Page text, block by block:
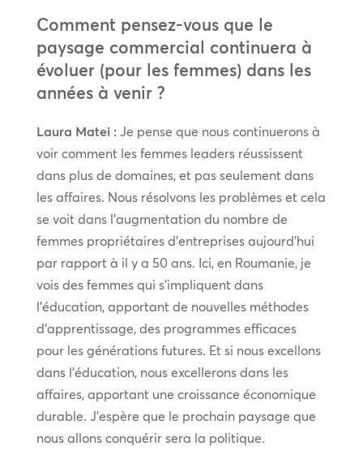
Comment pensez-vous que le
paysage commercial continuera à
évoluer (pour les femmes) dans les
années à venir ?
Laura Matei :Je pense que nous continuerons à
voir comment les femmes leaders réussissent
dans plus de domaines, et pas seulement dans
les affaires. Nous résolvons les problèmes et cela
se voit dans l’augmentation du nombre de
femmes propriétaires d’entreprises aujourd’hui
par rapport à il y a 50 ans. Ici, en Roumanie, je
vois des femmes qui s’impliquent dans
l’éducation, apportant de nouvelles méthodes
d’apprentissage, des programmes efficaces
pour les générations futures. Et si nous excellons
dans l’éducation, nous excellerons dans les
affaires, apportant une croissance économique
durable. J’espère que le prochain paysage que
nous allons conquérir sera la politique.